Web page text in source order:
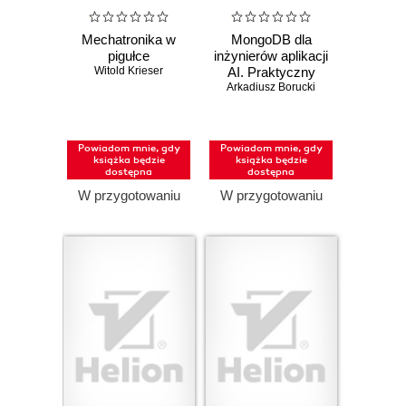
Mechatronika w
pigułce
Witold Krieser
Powiadom mnie, gdy
książka będzie
dostępna
W przygotowaniu
MongoDB dla
inżynierów aplikacji
AI. Praktyczny
podręcznik
Arkadiusz Borucki
Powiadom mnie, gdy
książka będzie
dostępna
W przygotowaniu